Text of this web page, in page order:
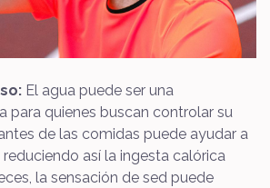
El agua puede ser una
para quienes buscan controlar su
de las comidas puede ayudar a
así la ingesta calórica
la sensación de sed puede